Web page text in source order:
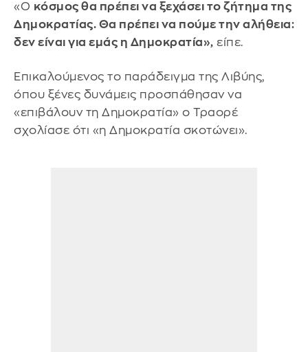
«Ο κόσμος θα πρέπει να ξεχάσει το ζήτημα της
Δημοκρατίας. Θα πρέπει να πούμε την αλήθεια:
δεν είναι για εμάς η Δημοκρατία», είπε.
Επικαλούμενος το παράδειγμα της Λιβύης,
όπου ξένες δυνάμεις προσπάθησαν να
«επιβάλουν τη Δημοκρατία» ο Τραορέ
σχολίασε ότι «η Δημοκρατία σκοτώνει».